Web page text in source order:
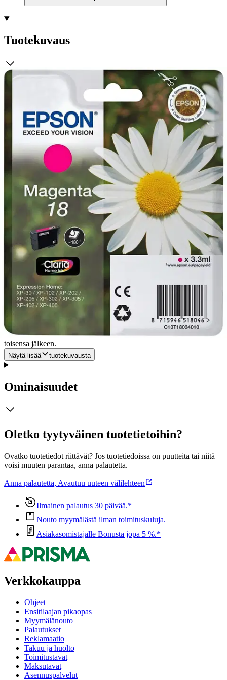
Tuotekuvaus
Epson Claria Home -muste on monipuolinen neljän värin
mustepatruunasarja, joka tuottaa selkeän ja terävän tekstin sekä
kiiltävät, valokuvaamotasoiset kuvat. Se on ihanteellinen ratkaisu
edulliseen ja luotettavaan tulostukseen laadusta tinkimättä.
Säästä jopa 30 % mustetta
Epsonin erillisillä mustepatruunoilla
Epsonin erillisiä musteita käytettäessä vaihdat vain loppuun
kuluneen värin, jolloin säästät jopa 30 % mustetta 1 kilpailijoiden
kolmivärisiin patruunoihin nähden.
Vähennä tulostuskustannuksiasi XL-musteilla
Epsonin uusimmassa mustevalikoimassa on vakiokokoisia ja erittäin
suuria (XL) mustepatruunoita. XL-musteet ovat ihanteellisia suurten
määrien tulostukseen, ja niillä voit vähentää tulostuskustannuksia
jopa 25 % 2 .
Epsonin musteet on optimoitu Epsonin tulostimia
varten
Epsonin musteet ja paperit on suunniteltu varta vasten Epsonin
tulostimia varten, ja ne takaavat parhaan mahdollisen tuloksen kerta
toisensa jälkeen.
Näytä lisää tuotekuvausta
Ominaisuudet
Oletko tyytyväinen tuotetietoihin?
Ovatko tuotetiedot riittävät? Jos tuotetiedoissa on puutteita tai niitä
voisi muuten parantaa, anna palautetta.
Anna palautetta, Avautuu uuteen välilehteen
Ilmainen palautus 30 päivää.*
Nouto myymälästä ilman toimituskuluja.
Asiakasomistajalle Bonusta jopa 5 %.*
Verkkokauppa
Ohjeet
Ensitilaajan pikaopas
Myymälänouto
Palautukset
Reklamaatio
Takuu ja huolto
Toimitustavat
Maksutavat
Asennuspalvelut